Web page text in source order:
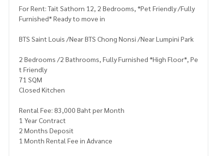
For Rent: Tait Sathorn 12, 2 Bedrooms, *Pet Friendly /Fully
Furnished* Ready to move in
BTS Saint Louis /Near BTS Chong Nonsi /Near Lumpini Park
2 Bedrooms /2 Bathrooms, Fully Furnished *High Floor*, Pe
t Friendly
71 SQM
Closed Kitchen
Rental Fee: 83,000 Baht per Month
1 Year Contract
2 Months Deposit
1 Month Rental Fee in Advance